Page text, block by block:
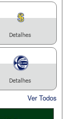
Detalhes
Detalhes
Ver Todos